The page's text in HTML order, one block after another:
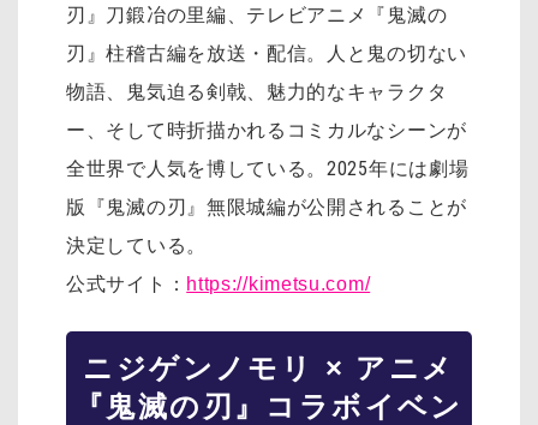
刃』刀鍛冶の里編、テレビアニメ『鬼滅の
刃』柱稽古編を放送・配信。人と鬼の切ない
物語、鬼気迫る剣戟、魅力的なキャラクタ
ー、そして時折描かれるコミカルなシーンが
全世界で人気を博している。2025年には劇場
版『鬼滅の刃』無限城編が公開されることが
決定している。
公式サイト： https://kimetsu.com/
ニジゲンノモリ × アニメ
『鬼滅の刃』コラボイベン